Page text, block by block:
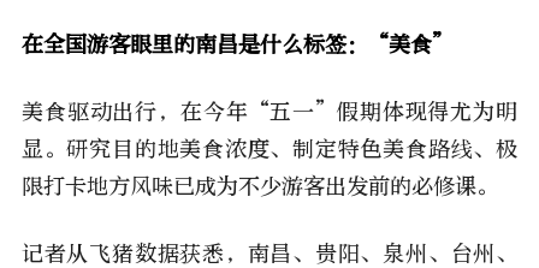
在全国游客眼里的南昌是什么标签：“美食”
美食驱动出行，在今年“五一”假期体现得尤为明
显。研究目的地美食浓度、制定特色美食路线、极
限打卡地方风味已成为不少游客出发前的必修课。
记者从飞猪数据获悉，南昌、贵阳、泉州、台州、